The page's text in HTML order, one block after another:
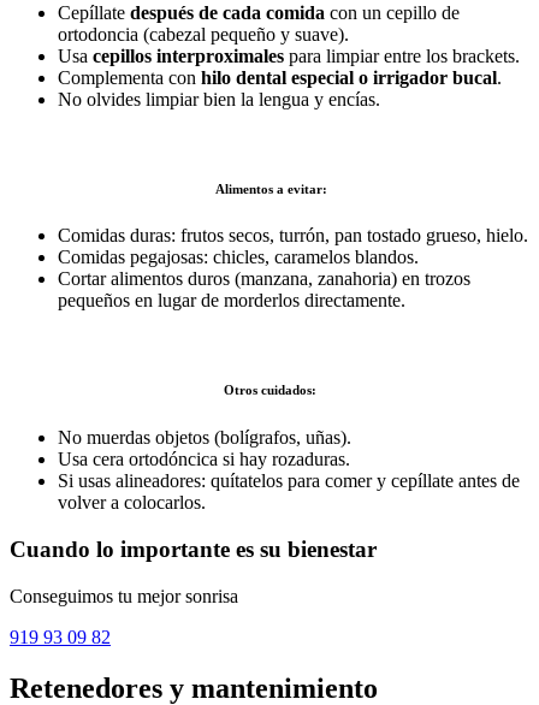
Cepíllate después de cada comida con un cepillo de
ortodoncia (cabezal pequeño y suave).
Usa cepillos interproximales para limpiar entre los brackets.
Complementa con hilo dental especial o irrigador bucal.
No olvides limpiar bien la lengua y encías.
Alimentos a evitar:
Comidas duras: frutos secos, turrón, pan tostado grueso, hielo.
Comidas pegajosas: chicles, caramelos blandos.
Cortar alimentos duros (manzana, zanahoria) en trozos
pequeños en lugar de morderlos directamente.
Otros cuidados:
No muerdas objetos (bolígrafos, uñas).
Usa cera ortodóncica si hay rozaduras.
Si usas alineadores: quítatelos para comer y cepíllate antes de
volver a colocarlos.
Cuando lo importante es su bienestar
Conseguimos tu mejor sonrisa
919 93 09 82
Retenedores y mantenimiento